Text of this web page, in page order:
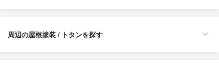
周辺の屋根塗装 / トタンを探す